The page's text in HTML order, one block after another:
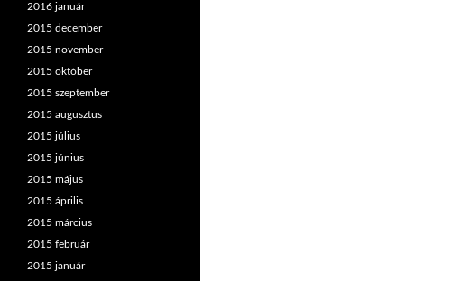
2016 január
2015 december
2015 november
2015 október
2015 szeptember
2015 augusztus
2015 július
2015 június
2015 május
2015 április
2015 március
2015 február
2015 január